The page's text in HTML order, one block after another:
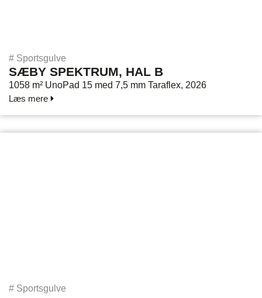
# Sportsgulve
SÆBY SPEKTRUM, HAL B
1058 m² UnoPad 15 med 7,5 mm Taraflex, 2026
Læs mere
# Sportsgulve